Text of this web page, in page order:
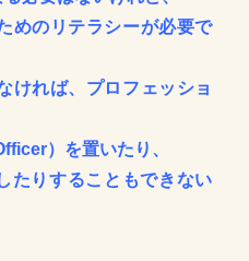
めのリテラシーが必要で
ければ、プロフェッショ
）を置いたり、
たりすることもできない